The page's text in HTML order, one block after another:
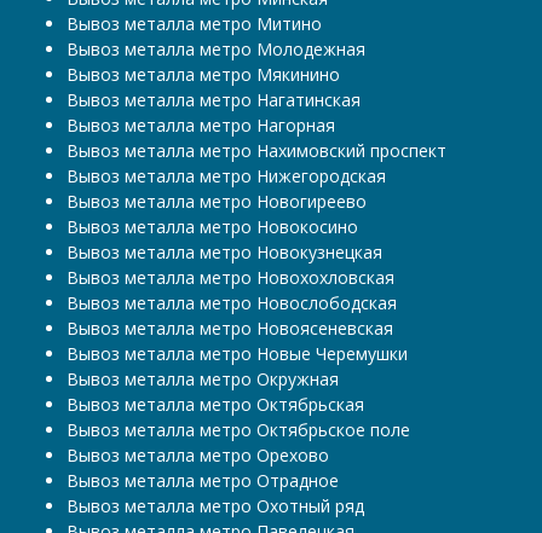
Вывоз металла метро Митино
Вывоз металла метро Молодежная
Вывоз металла метро Мякинино
Вывоз металла метро Нагатинская
Вывоз металла метро Нагорная
Вывоз металла метро Нахимовский проспект
Вывоз металла метро Нижегородская
Вывоз металла метро Новогиреево
Вывоз металла метро Новокосино
Вывоз металла метро Новокузнецкая
Вывоз металла метро Новохохловская
Вывоз металла метро Новослободская
Вывоз металла метро Новоясеневская
Вывоз металла метро Новые Черемушки
Вывоз металла метро Окружная
Вывоз металла метро Октябрьская
Вывоз металла метро Октябрьское поле
Вывоз металла метро Орехово
Вывоз металла метро Отрадное
Вывоз металла метро Охотный ряд